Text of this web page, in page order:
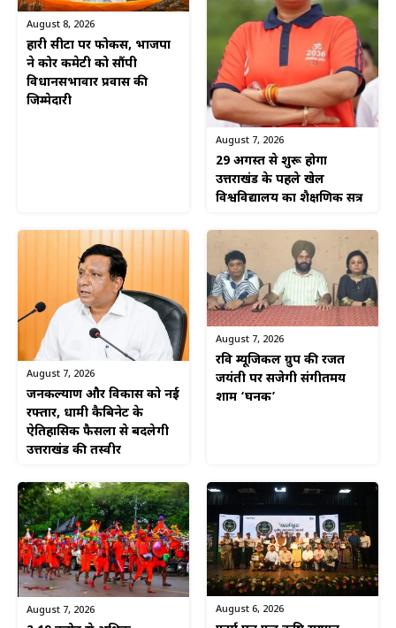
August 8, 2026
हारी सीटों पर फोकस, भाजपा
ने कोर कमेटी को सौंपी
विधानसभावार प्रवास की
जिम्मेदारी
August 7, 2026
29 अगस्त से शुरू होगा
उत्तराखंड के पहले खेल
विश्वविद्यालय का शैक्षणिक सत्र
August 7, 2026
जनकल्याण और विकास को नई
रफ्तार, धामी कैबिनेट के
ऐतिहासिक फैसलों से बदलेगी
उत्तराखंड की तस्वीर
August 7, 2026
रवि म्यूजिकल ग्रुप की रजत
जयंती पर सजेगी संगीतमय
शाम ‘घनक’
August 7, 2026 August 6, 2026